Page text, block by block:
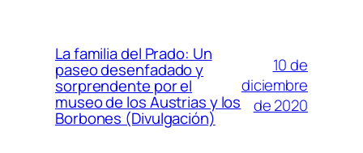
La familia del Prado: Un
paseo desenfadado y
sorprendente por el
museo de los Austrias y los
Borbones (Divulgación)
10 de
diciembre
de 2020